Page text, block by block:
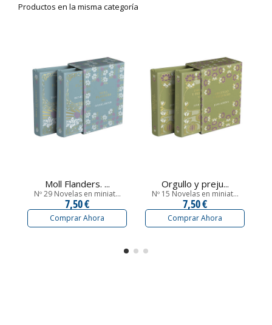
Productos en la misma categoría
Moll Flanders. ...
Nº 29 Novelas en miniat...
7,50 €
Comprar Ahora
Orgullo y preju...
Nº 15 Novelas en miniat...
7,50 €
Comprar Ahora